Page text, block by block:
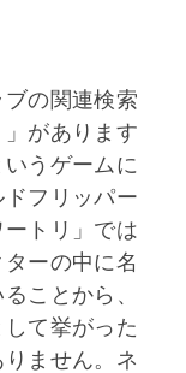
の関連検索
があります
うゲームに
フリッパー
トリ」では
ーの中に名
ことから、
て挙がった
ません。ネ